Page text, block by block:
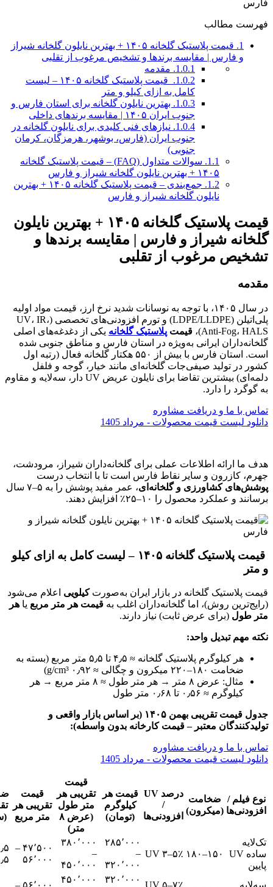
فهرست مطالب
1.
قیمت پلاستیک گلخانه ۱۴۰۵ + بهترین نایلون گلخانه شیراز
و فارس | مقایسه برندها و تشخیص مرغوب از تقلبی
1.0.1. مقدمه
1.0.2.
قیمت پلاستیک گلخانه ۱۴۰۵ – لیست
کامل به ازای کیلو و متر
1.0.3. بهترین نایلون گلخانه برای استان فارس و
جنوب ایران ۱۴۰۵ | مقایسه برندهای داخلی
1.0.4. نیازهای فنی کلیدی برای نایلون گلخانه در
جنوب ایران (فارس، بوشهر، هرمزگان، کرمان
جنوبی)
1.1.
سوالات متداول (FAQ) – قیمت پلاستیک گلخانه
۱۴۰۵ + بهترین نایلون گلخانه شیراز و فارس
1.2.
جمع‌بندی – قیمت پلاستیک گلخانه ۱۴۰۵ + بهترین
نایلون گلخانه شیراز و فارس
قیمت پلاستیک گلخانه ۱۴۰۵ + بهترین نایلون
گلخانه شیراز و فارس | مقایسه برندها و
تشخیص مرغوب از تقلبی
مقدمه
در سال ۱۴۰۵، با توجه به نوسانات شدید نرخ ارز، قیمت مواد اولیه
پلی‌اتیلن (LDPE/LLDPE) و تورم افزودنی‌های تخصصی (UV، IR،
Anti-Fog، HALS)،
قیمت پلاستیک گلخانه یکی از دغدغه‌های اصلی
گلخانه‌داران ایرانی به‌ویژه در استان فارس و مناطق جنوبی شده
است. استان فارس با بیش از ۵۵۰ هکتار گلخانه فعال (رتبه اول
کشور در تولید صیفی‌جات گلخانه‌ای مانند خیار، گوجه و فلفل
دلمه‌ای) بیشترین تقاضا برای نایلون عریض UV دار، سه‌لایه و مقاوم
به گوگرد را دارد.
تماس با ما و دریافت مشاوره
دانلود لیست قیمت محصولات - مرداد 1405
هدف ما ارائه اطلاعات عملی برای گلخانه‌داران شیراز، مرودشت،
جهرم، کازرون و سایر نقاط فارس است تا با انتخاب درست
پوشش‌های کشاورزی و گلخانه‌ای
، عمر مفید پوشش را به ۵–۷ سال
برسانند و عملکرد محصول را ۱۰–۲۵٪ افزایش دهند.
قیمت پلاستیک گلخانه ۱۴۰۵ – لیست کامل به ازای کیلو
و متر
قیمت پلاستیک گلخانه در بازار ایران به‌صورتکیلویی اعلام می‌شود
(رایج‌ترین روش)، اما گلخانه‌داران اغلب به قیمت هر متر مربع یا هر
متر طول (برای عرض ثابت) نیاز دارند.
نکته مهم تبدیل واحد:
هر کیلوگرم پلاستیک گلخانه ≈ ۴٫۵ تا ۵٫۵ متر مربع (بسته به
ضخامت ۱۸۰–۲۲۰ میکرون و چگالی ≈ ۰٫۹۲ g/cm³)
مثال: عرض ۸ متر → هر متر طول ≈ ۸ متر مربع → هر
کیلوگرم ≈ ۰٫۵۶ تا ۰٫۶۸ متر طول
جدول قیمت تقریبی بهمن ۱۴۰۵ (بر اساس بازار واقعی و
تولیدکنندگان معتبر – قیمت کارخانه بدون واسطه):
تماس با ما و دریافت مشاوره
دانلود لیست قیمت محصولات - مرداد 1405
نوع فیلم /
افزودنی‌ها
ضخامت
(میکرون)
درصد UV
/
افزودنی‌ها
قیمت هر
کیلوگرم
(تومان)
قیمت
تقریبی هر
متر طول
(عرض ۸
متر)
قیمت
تقریبی هر
متر مربع
تک‌لایه
ساده UV
پایین
۱۵۰–۱۸۰ UV ۳–۵٪
۲۸۵٬۰۰۰
–
۳۲۰٬۰۰۰
۳۸۰٬۰۰۰
–
۴۵۰٬۰۰۰
۴۷٬۵۰۰ –
۵۶٬۰۰۰
۳۲۰٬۰۰۰
۴۵۰٬۰۰۰